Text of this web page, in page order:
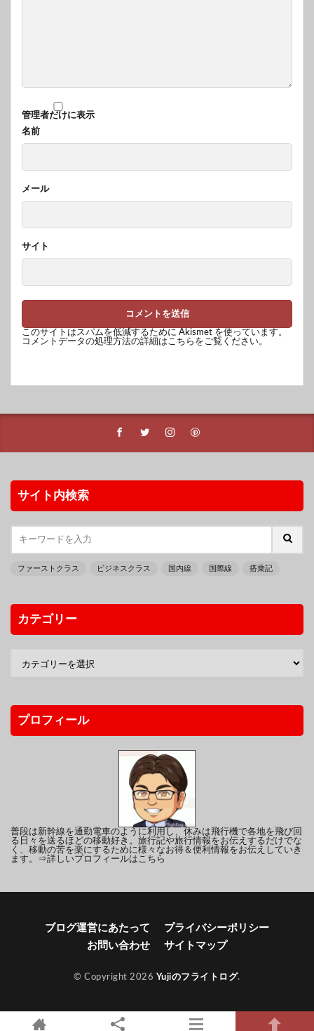
管理者だけに表示
名前
メール
サイト
このサイトはスパムを低減するために Akismet を使っています。
コメントデータの処理方法の詳細はこちらをご覧ください。
サイト内検索
ファーストクラス ビジネスクラス 国内線 国際線 搭乗記
カテゴリー
プロフィール
普段は新幹線を通勤電車のように利用し、休みは飛行機で各地を飛び回
る日々を送るほどの移動好き。旅行記や旅行情報をお伝えするだけでな
く、移動の苦を楽にするために様々なお得＆便利情報をお伝えしていき
ます。 ⇒詳しいプロフィールはこちら
ブログ運営にあたって
プライバシーポリシー
お問い合わせ
サイトマップ
© Copyright 2026 Yujiのフライトログ.